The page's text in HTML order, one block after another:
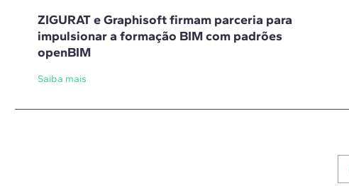
ZIGURAT e Graphisoft firmam parceria para
impulsionar a formação BIM com padrões
openBIM
Saiba mais